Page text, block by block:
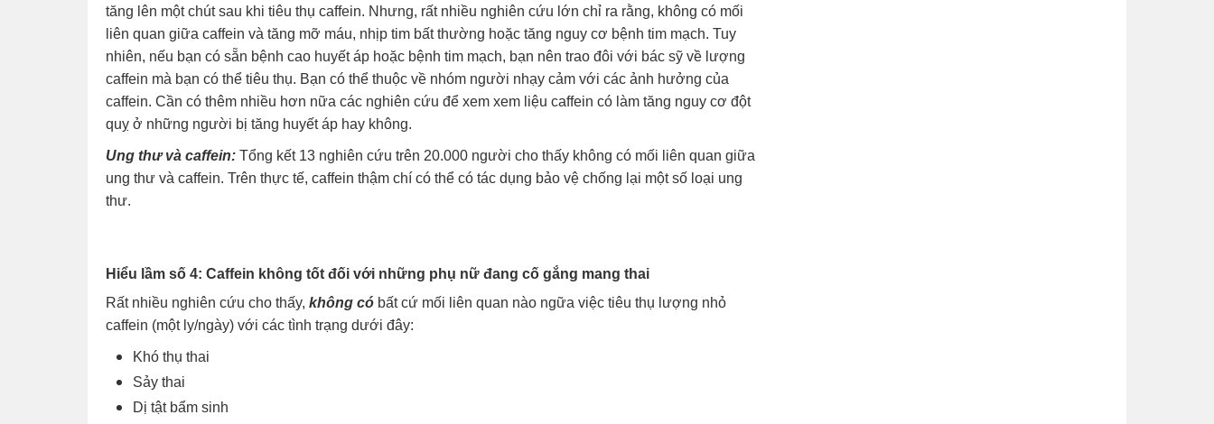
tăng lên một chút sau khi tiêu thụ caffein. Nhưng, rất nhiều nghiên cứu lớn chỉ ra rằng, không có mối
liên quan giữa caffein và tăng mỡ máu, nhịp tim bất thường hoặc tăng nguy cơ bệnh tim mạch. Tuy
nhiên, nếu bạn có sẵn bệnh cao huyết áp hoặc bệnh tim mạch, bạn nên trao đôi với bác sỹ về lượng
caffein mà bạn có thể tiêu thụ. Bạn có thể thuộc về nhóm người nhạy cảm với các ảnh hưởng của
caffein. Cần có thêm nhiều hơn nữa các nghiên cứu để xem xem liệu caffein có làm tăng nguy cơ đột
quỵ ở những người bị tăng huyết áp hay không.
Ung thư và caffein: Tổng kết 13 nghiên cứu trên 20.000 người cho thấy không có mối liên quan giữa
ung thư và caffein. Trên thực tế, caffein thậm chí có thể có tác dụng bảo vệ chống lại một số loại ung
thư.
Hiểu lầm số 4: Caffein không tốt đối với những phụ nữ đang cố gắng mang thai
Rất nhiều nghiên cứu cho thấy, không có bất cứ mối liên quan nào ngữa việc tiêu thụ lượng nhỏ
caffein (một ly/ngày) với các tình trạng dưới đây:
Khó thụ thai
Sảy thai
Dị tật bẩm sinh